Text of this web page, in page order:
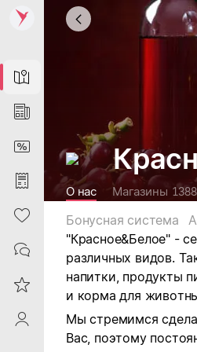
Map
News
DiscountCard
Purchases
Heart
Contacts
Reviews
ProfileSaby
О нас Магазины
Бонусная система
"Красное&Белое" -
различных видов.
напитки, продукты
и корма для
Мы стремимся
Вас, поэтому